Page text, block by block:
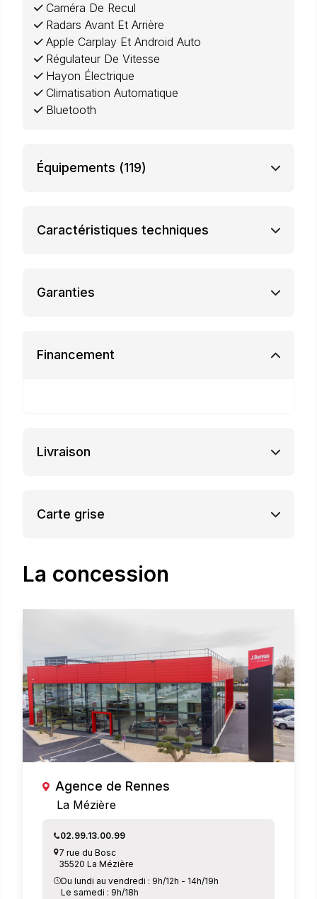
Caméra De Recul
Radars Avant Et Arrière
Apple Carplay Et Android Auto
Régulateur De Vitesse
Hayon Électrique
Climatisation Automatique
Bluetooth
Équipements (119)
Caractéristiques techniques
Garanties
Financement
Livraison
Carte grise
La concession
Agence de Rennes
La Mézière
02.99.13.00.99
7 rue du Bosc
35520 La Mézière
Du lundi au vendredi : 9h/12h - 14h/19h
Le samedi : 9h/18h